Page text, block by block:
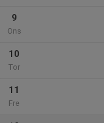
9
Ons
10
Tor
11
Fre